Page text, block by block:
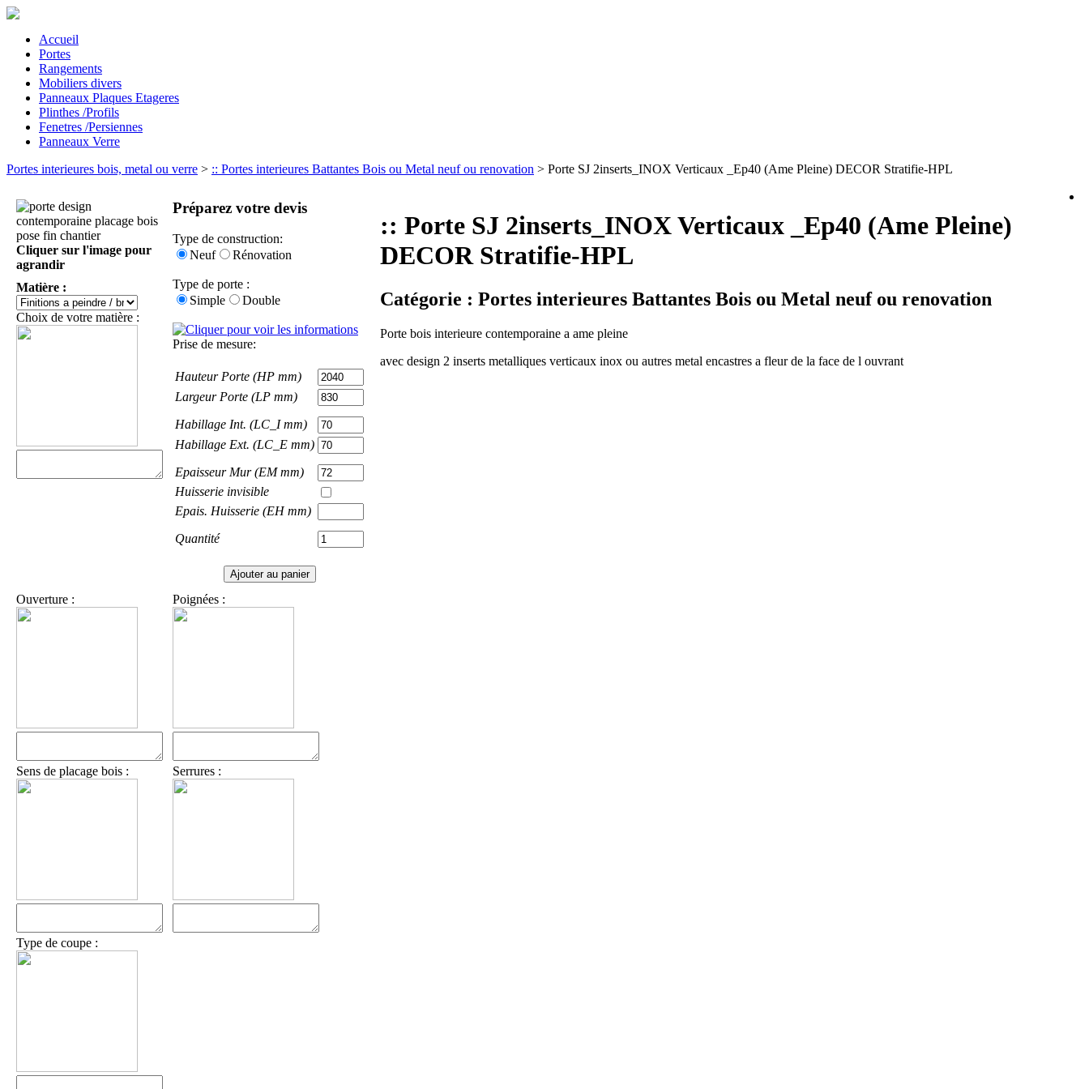
Accueil
Portes
Rangements
Mobiliers divers
Panneaux Plaques Etageres
Plinthes /Profils
Fenetres /Persiennes
Panneaux Verre
Portes interieures bois, metal ou verre > :: Portes interieures Battantes Bois ou Metal neuf ou renovation > Porte SJ 2inserts_INOX Verticaux _Ep40 (Ame Pleine) DECOR Stratifie-HPL
Cliquer sur l'image pour
agrandir
Matière :
Choix de votre matière :
Préparez votre devis
Type de construction:
Neuf
Rénovation
Type de porte :
Simple
Double
Prise de mesure:
Hauteur Porte (HP mm)
Largeur Porte (LP mm)
Habillage Int. (LC_I mm)
Habillage Ext. (LC_E mm)
Epaisseur Mur (EM mm)
Huisserie invisible
Epais. Huisserie (EH mm)
Quantité
Ouverture :
Sens de placage bois :
Type de coupe :
Poignées :
Serrures :
:: Porte SJ 2inserts_INOX Verticaux _Ep40 (Ame Pleine)
DECOR Stratifie-HPL
Catégorie : Portes interieures Battantes Bois ou Metal neuf ou renovation
Porte bois interieure contemporaine a ame pleine
avec design 2 inserts metalliques verticaux inox ou autres metal encastres a fleur de la face de l ouvrant